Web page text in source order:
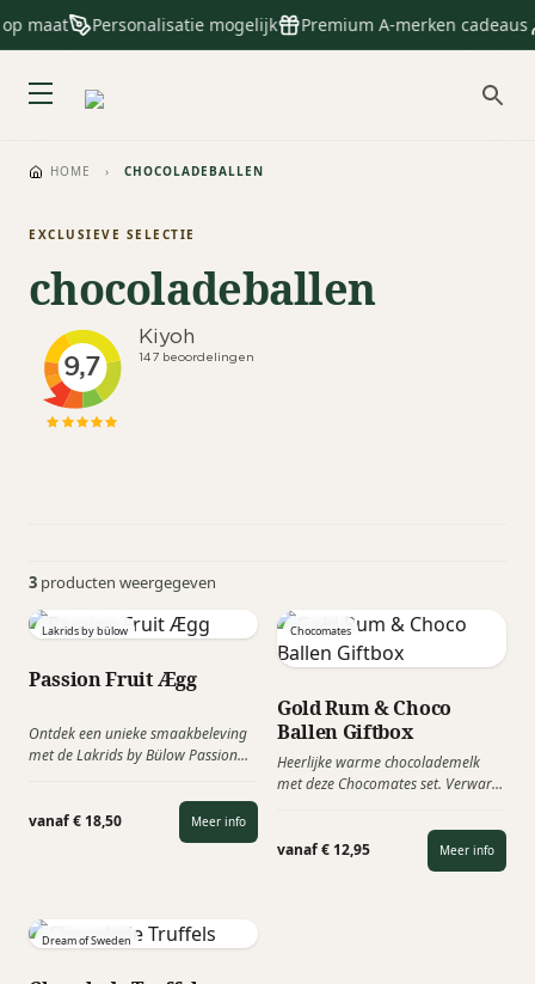
maat Personalisatie mogelijk Premium A-merken cadeaus
HOME › CHOCOLADEBALLEN
EXCLUSIEVE SELECTIE
chocoladeballen
3 producten weergegeven
Lakrids by bülow
Passion Fruit Ægg
Ontdek een unieke smaakbeleving
met de Lakrids by Bülow Passion
giftbox met een combinatie van
ambachtelijke chocolade en drop.
vanaf € 18,50 Meer info
Chocomates
Gold Rum & Choco
Ballen Giftbox
Heerlijke warme chocolademelk
met deze Chocomates set. Verwarm
ingrediënten van de "Choco Mates
Box" aan toe en geniet van een
vanaf € 12,95 Meer info
Dream of Sweden